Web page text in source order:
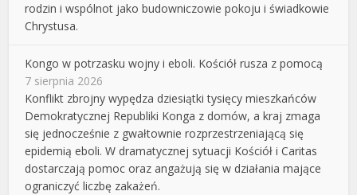
rodzin i wspólnot jako budowniczowie pokoju i świadkowie
Chrystusa.
Kongo w potrzasku wojny i eboli. Kościół rusza z pomocą
7 sierpnia 2026
Konflikt zbrojny wypędza dziesiątki tysięcy mieszkańców
Demokratycznej Republiki Konga z domów, a kraj zmaga
się jednocześnie z gwałtownie rozprzestrzeniającą się
epidemią eboli. W dramatycznej sytuacji Kościół i Caritas
dostarczają pomoc oraz angażują się w działania mające
ograniczyć liczbę zakażeń.